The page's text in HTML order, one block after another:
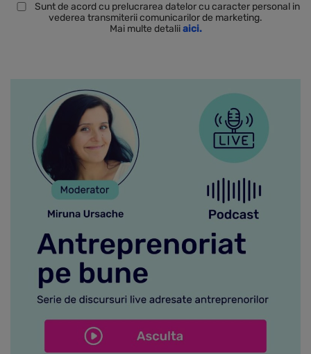
Sunt de acord cu prelucrarea datelor cu caracter personal in
vederea transmiterii comunicarilor de marketing.
Mai multe detaliiaici.